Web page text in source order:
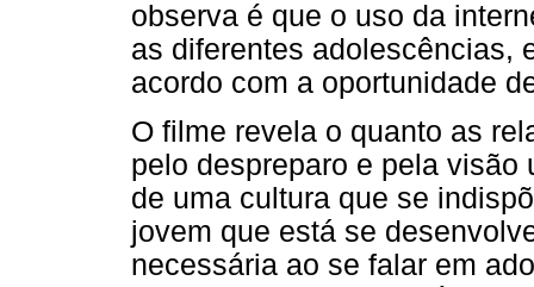
observa é que o uso da
as diferentes adolescências,
acordo com a oportunidade
O filme revela o quanto as
pelo despreparo e pela
de uma cultura que se
jovem que está se
necessária ao se falar em